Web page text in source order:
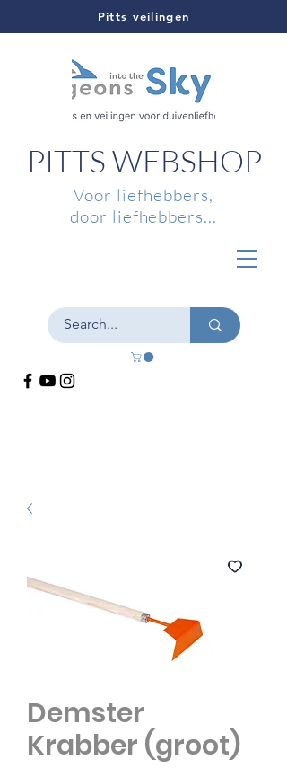
Pitts veilingen
PITTS WEBSHOP
Voor liefhebbers,
door liefhebbers...
Demster
Krabber (groot)